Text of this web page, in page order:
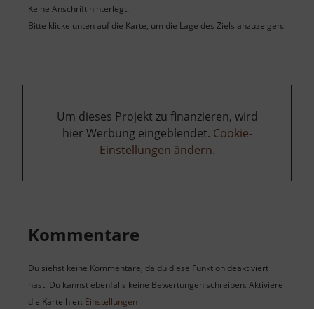
Keine Anschrift hinterlegt.
Bitte klicke unten auf die Karte, um die Lage des Ziels anzuzeigen.
Um dieses Projekt zu finanzieren, wird
hier Werbung eingeblendet. Cookie-
Einstellungen ändern.
Kommentare
Du siehst keine Kommentare, da du diese Funktion deaktiviert
hast. Du kannst ebenfalls keine Bewertungen schreiben. Aktiviere
die Karte hier: Einstellungen